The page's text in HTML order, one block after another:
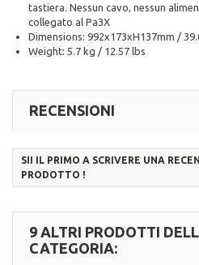
tastiera. Nessun cavo, nessun
collegato al Pa3X
Dimensions: 992x173xH137mm /
Weight: 5.7 kg / 12.57 lbs
RECENSIONI
SII IL PRIMO A SCRIVERE UNA
PRODOTTO !
9 ALTRI PRODOTTI
CATEGORIA: